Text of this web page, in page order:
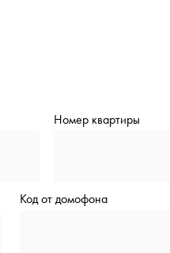
Номер квартиры
Код от домофона